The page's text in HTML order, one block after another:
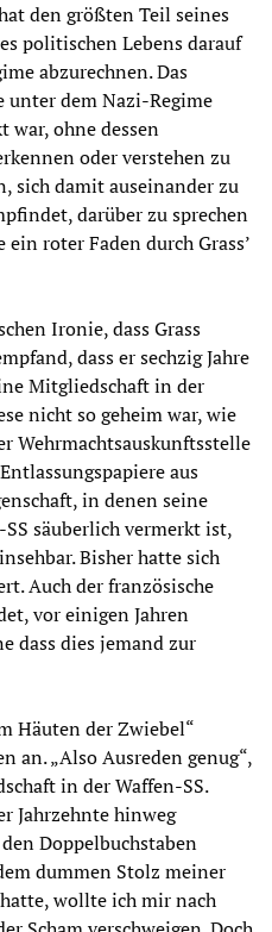
den größten Teil seines
politischen Lebens darauf
abzurechnen. Das
unter dem Nazi-Regime
war, ohne dessen
oder verstehen zu
sich damit auseinander zu
darüber zu sprechen
roter Faden durch Grass’
Ironie, dass Grass
dass er sechzig Jahre
Mitgliedschaft in der
nicht so geheim war, wie
Wehrmachtsauskunftsstelle
aus
in denen seine
säuberlich vermerkt ist,
Bisher hatte sich
Auch der französische
vor einigen Jahren
dass dies jemand zur
Häuten der Zwiebel“
an. „Also Ausreden genug“,
in der Waffen-SS.
Jahrzehnte hinweg
Doppelbuchstaben
dummen Stolz meiner
wollte ich mir nach